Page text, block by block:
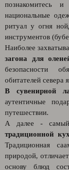
познакомитесь
национальные
ритуал у огня
инструментов
Наиболее
загона для
безопасности
обитателей севера
В сувенирной
аутентичные
путешествии.
А далее -
традиционной
Традиционная
природой,
основу блюд